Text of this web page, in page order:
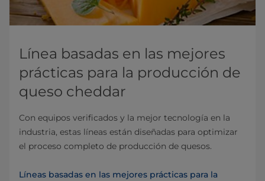
​​​​​​​​​Línea basadas en las mejores
prácticas para la producción de
queso cheddar
Con equipos verificados y la mejor tecnología en la
industria, estas líneas están diseñadas para optimizar
el proceso completo de producción de quesos.
Líneas basadas en las mejores prácticas para la